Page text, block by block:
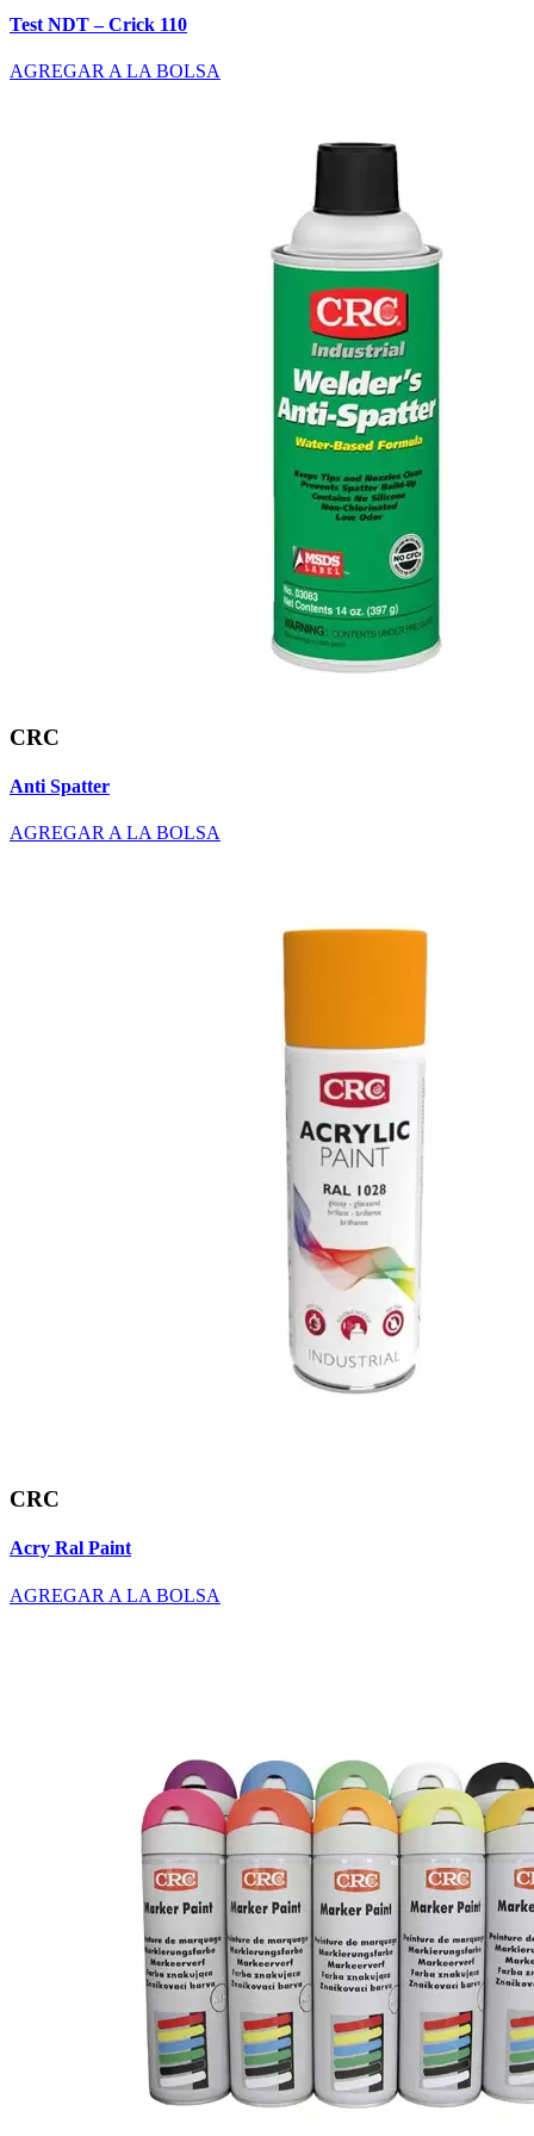
Test NDT – Crick 110
AGREGAR A LA BOLSA
CRC
Anti Spatter
AGREGAR A LA BOLSA
CRC
Acry Ral Paint
AGREGAR A LA BOLSA